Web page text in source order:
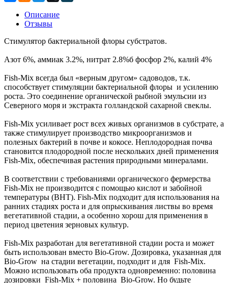
Описание
Отзывы
Стимулятор бактериальной флоры субстратов.
Азот 6%, аммиак 3.2%, нитрат 2.8%б фосфор 2%, калий 4%
Fish-Mix всегда был «верным другом» садоводов, т.к.
способствует стимуляции бактериальной флоры и усилению
роста. Это соединение органической рыбной эмульсии из
Северного моря и экстракта голландской сахарной свеклы.
Fish-Mix усиливает рост всех живых организмов в субстрате, а
также стимулирует производство микроорганизмов и
полезных бактерий в почве и кокосе. Неплодородная почва
становится плодородной после нескольких дней применения
Fish-Mix, обеспечивая растения природными минералами.
В соответствии с требованиями органического фермерства
Fish-Mix не производится с помощью кислот и забойной
температуры (ВНТ). Fish-Mix подходит для использования на
ранних стадиях роста и для опрыскивания листвы во время
вегетативной стадии, а особенно хорош для применения в
период цветения зерновых культур.
Fish-Mix разработан для вегетативной стадии роста и может
быть использован вместо Bio-Grow. Дозировка, указанная для
Bio-Grow на стадии вегетации, подходит и для Fish-Mix.
Можно использовать оба продукта одновременно: половина
дозировки Fish-Mix + половина Bio-Grow. Но будьте